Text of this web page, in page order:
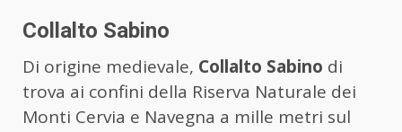
Collalto Sabino
Di origine medievale, Collalto Sabino di
trova ai confini della Riserva Naturale dei
Monti Cervia e Navegna a mille metri sul